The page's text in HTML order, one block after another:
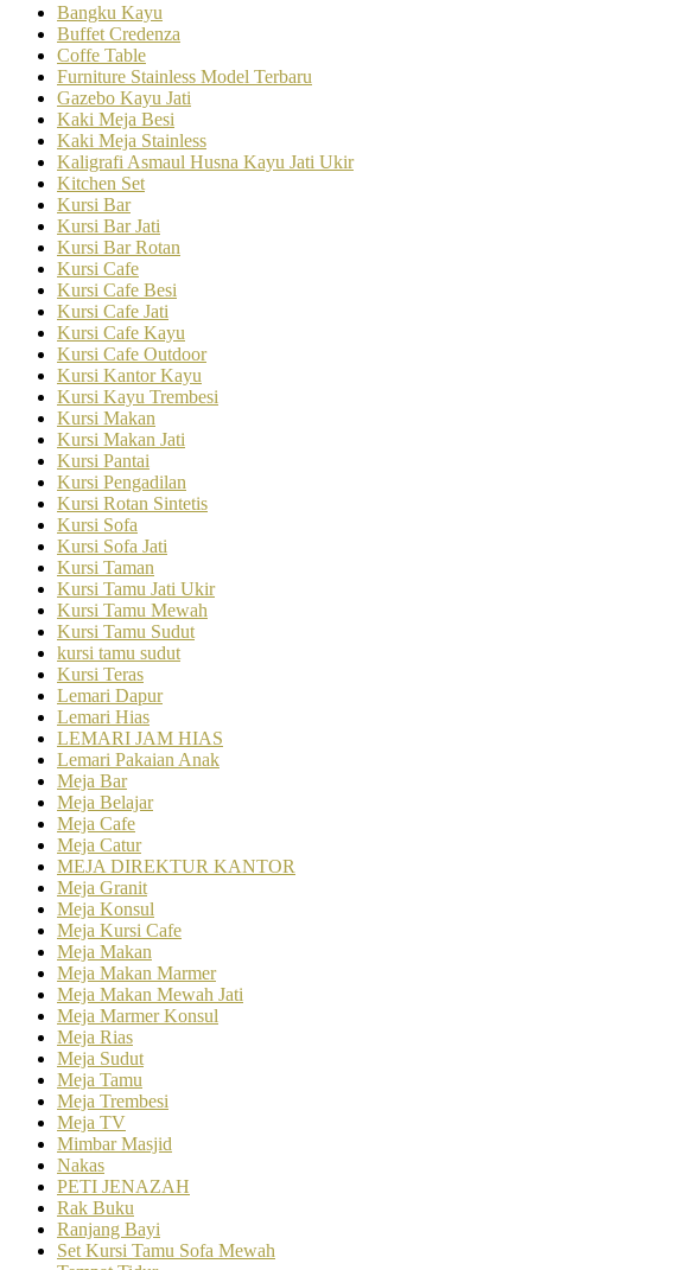
Bangku Kayu
Buffet Credenza
Coffe Table
Furniture Stainless Model Terbaru
Gazebo Kayu Jati
Kaki Meja Besi
Kaki Meja Stainless
Kaligrafi Asmaul Husna Kayu Jati Ukir
Kitchen Set
Kursi Bar
Kursi Bar Jati
Kursi Bar Rotan
Kursi Cafe
Kursi Cafe Besi
Kursi Cafe Jati
Kursi Cafe Kayu
Kursi Cafe Outdoor
Kursi Kantor Kayu
Kursi Kayu Trembesi
Kursi Makan
Kursi Makan Jati
Kursi Pantai
Kursi Pengadilan
Kursi Rotan Sintetis
Kursi Sofa
Kursi Sofa Jati
Kursi Taman
Kursi Tamu Jati Ukir
Kursi Tamu Mewah
Kursi Tamu Sudut
kursi tamu sudut
Kursi Teras
Lemari Dapur
Lemari Hias
LEMARI JAM HIAS
Lemari Pakaian Anak
Meja Bar
Meja Belajar
Meja Cafe
Meja Catur
MEJA DIREKTUR KANTOR
Meja Granit
Meja Konsul
Meja Kursi Cafe
Meja Makan
Meja Makan Marmer
Meja Makan Mewah Jati
Meja Marmer Konsul
Meja Rias
Meja Sudut
Meja Tamu
Meja Trembesi
Meja TV
Mimbar Masjid
Nakas
PETI JENAZAH
Rak Buku
Ranjang Bayi
Set Kursi Tamu Sofa Mewah